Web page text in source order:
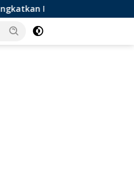
dan Kebersihan Pasar